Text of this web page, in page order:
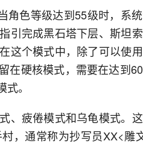
角色等级达到55级时，系
引完成黑石塔下层、斯坦
这个模式中，除了可以使
在硬核模式，需要在达到
。
、疲倦模式和乌龟模式。
，通常称为抄写员XX<雕